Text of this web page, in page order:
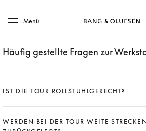
Skip to main footer
Menü
Häufig gestellte Fragen zur
IST DIE TOUR ROLLSTUHLGERECHT?
WERDEN BEI DER TOUR WEITE STRECKEN